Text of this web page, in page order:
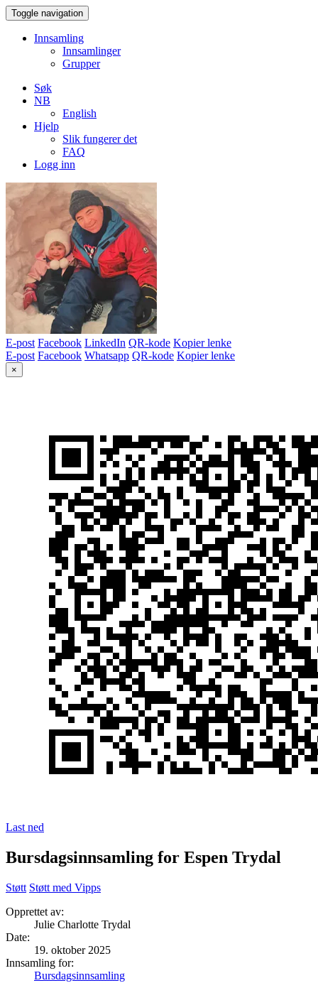
Toggle navigation
Innsamling
Innsamlinger
Grupper
Søk
NB
English
Hjelp
Slik fungerer det
FAQ
Logg inn
E-post Facebook LinkedIn QR-kode Kopier lenke
E-post Facebook Whatsapp QR-kode Kopier lenke
×
Last ned
Bursdagsinnsamling for Espen Trydal
Støtt Støtt med Vipps
Opprettet av:
Julie Charlotte Trydal
Date:
19. oktober 2025
Innsamling for:
Bursdagsinnsamling